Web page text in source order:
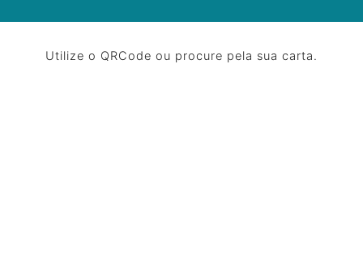
Utilize o QRCode ou procure pela sua carta.